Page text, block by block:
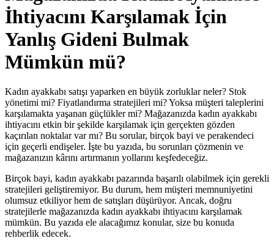
İhtiyacını Karşılamak İçin
Yanlış Gideni Bulmak
Mümkün mü?
Kadın ayakkabı satışı yaparken en büyük zorluklar neler? Stok
yönetimi mi? Fiyatlandırma stratejileri mi? Yoksa müşteri taleplerini
karşılamakta yaşanan güçlükler mi? Mağazanızda kadın ayakkabı
ihtiyacını etkin bir şekilde karşılamak için gerçekten gözden
kaçırılan noktalar var mı? Bu sorular, birçok bayi ve perakendeci
için geçerli endişeler. İşte bu yazıda, bu sorunları çözmenin ve
mağazanızın kârını artırmanın yollarını keşfedeceğiz.
Birçok bayi, kadın ayakkabı pazarında başarılı olabilmek için gerekli
stratejileri geliştiremiyor. Bu durum, hem müşteri memnuniyetini
olumsuz etkiliyor hem de satışları düşürüyor. Ancak, doğru
stratejilerle mağazanızda kadın ayakkabı ihtiyacını karşılamak
mümkün. Bu yazıda ele alacağımız konular, size bu konuda
rehberlik edecek.